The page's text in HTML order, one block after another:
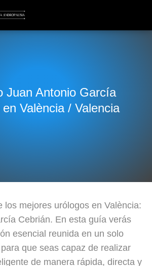
Juan Antonio García
València / Valencia
los mejores urólogos en València:
Cebrián. En esta guía verás
esencial reunida en un solo
que seas capaz de realizar
de manera rápida, directa y